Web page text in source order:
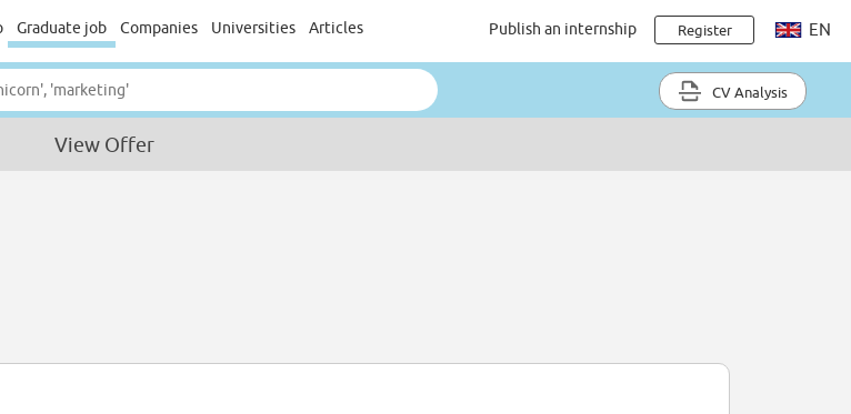
Graduate job Companies Universities Articles Publish an internship Register EN
CV Analysis
View Offer